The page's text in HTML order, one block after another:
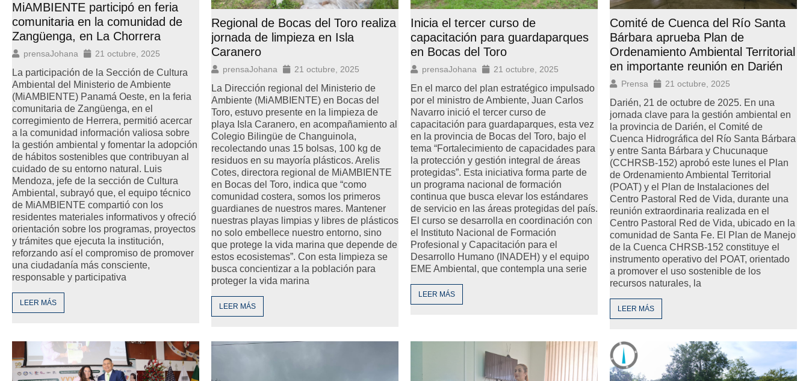
MiAMBIENTE participó en feria
comunitaria en la comunidad de
Zangüenga, en La Chorrera
prensaJohana 21 octubre, 2025
La participación de la Sección de Cultura
Ambiental del Ministerio de Ambiente
(MiAMBIENTE) Panamá Oeste, en la feria
comunitaria de Zangüenga, en el
corregimiento de Herrera, permitió acercar
a la comunidad información valiosa sobre
la gestión ambiental y fomentar la adopción
de hábitos sostenibles que contribuyan al
cuidado de su entorno natural. Luis
Mendoza, jefe de la sección de Cultura
Ambiental, subrayó que, el equipo técnico
de MiAMBIENTE compartió con los
residentes materiales informativos y ofreció
orientación sobre los programas, proyectos
y trámites que ejecuta la institución,
reforzando así el compromiso de promover
una ciudadanía más consciente,
responsable y participativa
LEER MÁS
Regional de Bocas del Toro realiza
jornada de limpieza en Isla
Caranero
prensaJohana 21 octubre, 2025
La Dirección regional del Ministerio de
Ambiente (MiAMBIENTE) en Bocas del
Toro, estuvo presente en la limpieza de
playa Isla Caranero, en acompañamiento al
Colegio Bilingüe de Changuinola,
recolectando unas 15 bolsas, 100 kg de
residuos en su mayoría plásticos. Arelis
Cotes, directora regional de MiAMBIENTE
en Bocas del Toro, indica que “como
comunidad costera, somos los primeros
guardianes de nuestros mares. Mantener
nuestras playas limpias y libres de plásticos
no solo embellece nuestro entorno, sino
que protege la vida marina que depende de
estos ecosistemas”. Con esta limpieza se
busca concientizar a la población para
proteger la vida marina
LEER MÁS
Inicia el tercer curso de
capacitación para guardaparques
en Bocas del Toro
prensaJohana 21 octubre, 2025
En el marco del plan estratégico impulsado
por el ministro de Ambiente, Juan Carlos
Navarro inició el tercer curso de
capacitación para guardaparques, esta vez
en la provincia de Bocas del Toro, bajo el
tema “Fortalecimiento de capacidades para
la protección y gestión integral de áreas
protegidas”. Esta iniciativa forma parte de
un programa nacional de formación
continua que busca elevar los estándares
de servicio en las áreas protegidas del país.
El curso se desarrolla en coordinación con
el Instituto Nacional de Formación
Profesional y Capacitación para el
Desarrollo Humano (INADEH) y el equipo
EME Ambiental, que contempla una serie
LEER MÁS
Comité de Cuenca del Río Santa
Bárbara aprueba Plan de
Ordenamiento Ambiental Territorial
en importante reunión en Darién
Prensa 21 octubre, 2025
Darién, 21 de octubre de 2025. En una
jornada clave para la gestión ambiental en
la provincia de Darién, el Comité de
Cuenca Hidrográfica del Río Santa Bárbara
y entre Santa Bárbara y Chucunaque
(CCHRSB-152) aprobó este lunes el Plan
de Ordenamiento Ambiental Territorial
(POAT) y el Plan de Instalaciones del
Centro Pastoral Red de Vida, durante una
reunión extraordinaria realizada en el
Centro Pastoral Red de Vida, ubicado en la
comunidad de Santa Fe. El Plan de Manejo
de la Cuenca CHRSB-152 constituye el
instrumento operativo del POAT, orientado
a promover el uso sostenible de los
recursos naturales, la
LEER MÁS